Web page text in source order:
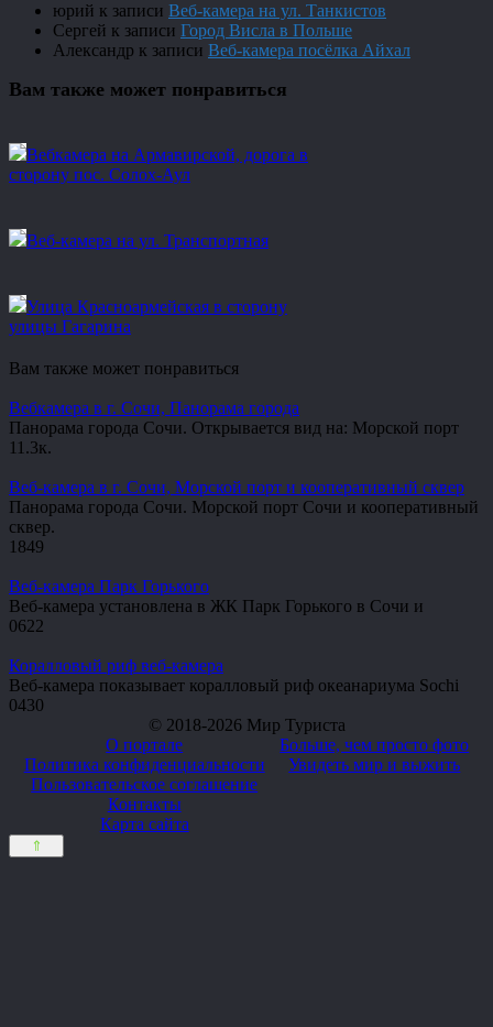
юрий к записи Веб-камера на ул. Танкистов
Сергей к записи Город Висла в Польше
Александр к записи Веб-камера посёлка Айхал
Вам также может понравиться
Вебкамера на Армавирской, дорога в
сторону пос. Солох-Аул
Веб-камера на ул. Транспортная
Улица Красноармейская в сторону
улицы Гагарина
Вам также может понравиться
Вебкамера в г. Сочи, Панорама города
Панорама города Сочи. Открывается вид на: Морской порт
1 1.3к.
Веб-камера в г. Сочи, Морской порт и кооперативный сквер
Панорама города Сочи. Морской порт Сочи и кооперативный
сквер.
1 849
Веб-камера Парк Горького
Веб-камера установлена в ЖК Парк Горького в Сочи и
0622
Коралловый риф веб-камера
Веб-камера показывает коралловый риф океанариума Sochi
0430
© 2018-2026 Мир Туриста
О портале
Политика конфиденциальности
Пользовательское соглашение
Контакты
Карта сайта
Больше, чем просто фото
Увидеть мир и выжить